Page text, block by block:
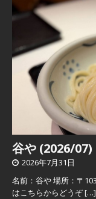
谷や (2026/07)
2026年7月31日
名前：谷や 場所：〒
はこちらからどうぞ[…]